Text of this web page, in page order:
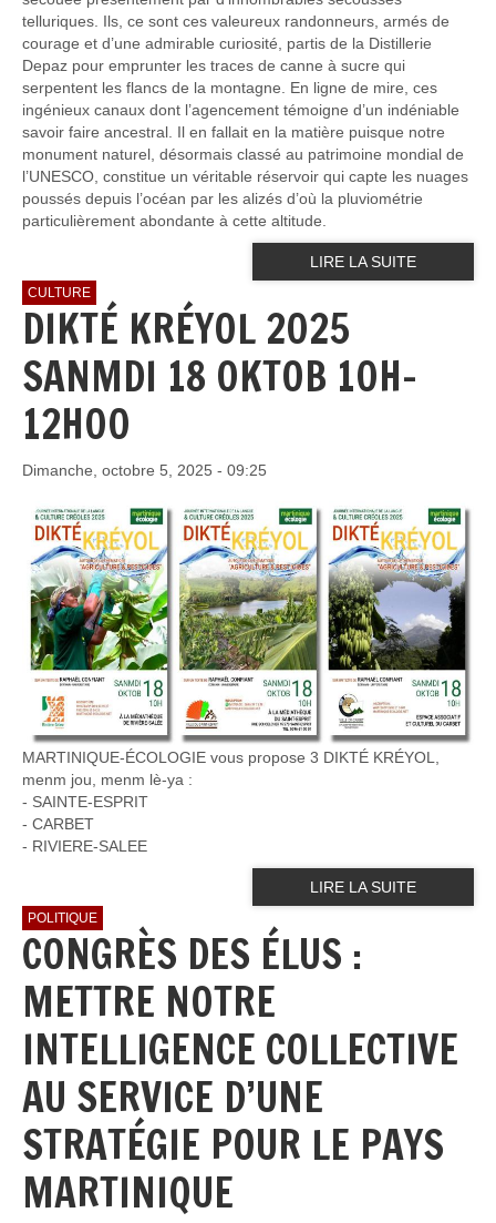
telluriques. Ils, ce sont ces valeureux randonneurs, armés de
courage et d’une admirable curiosité, partis de la Distillerie
Depaz pour emprunter les traces de canne à sucre qui
serpentent les flancs de la montagne. En ligne de mire, ces
ingénieux canaux dont l’agencement témoigne d’un indéniable
savoir faire ancestral. Il en fallait en la matière puisque notre
monument naturel, désormais classé au patrimoine mondial de
l’UNESCO, constitue un véritable réservoir qui capte les nuages
poussés depuis l’océan par les alizés d’où la pluviométrie
particulièrement abondante à cette altitude.
LIRE LA SUITE
CULTURE
DIKTÉ KRÉYOL 2025
SANMDI 18 OKTOB 10H-
12H00
Dimanche, octobre 5, 2025 - 09:25
MARTINIQUE-ÉCOLOGIE vous propose 3 DIKTÉ KRÉYOL,
menm jou, menm lè-ya :
- SAINTE-ESPRIT
- ⁠CARBET
- ⁠RIVIERE-SALEE
LIRE LA SUITE
POLITIQUE
CONGRÈS DES ÉLUS :
METTRE NOTRE
INTELLIGENCE COLLECTIVE
AU SERVICE D’UNE
STRATÉGIE POUR LE PAYS
MARTINIQUE